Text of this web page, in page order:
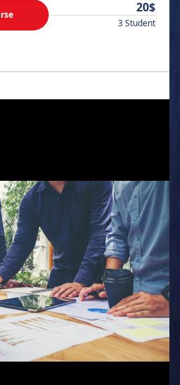
20$
3 Student